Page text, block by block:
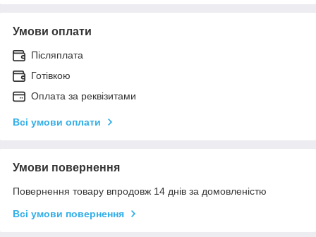
Умови оплати
Післяплата
Готівкою
Оплата за реквізитами
Всі умови оплати
Умови повернення
Повернення товару впродовж 14 днів за домовленістю
Всі умови повернення